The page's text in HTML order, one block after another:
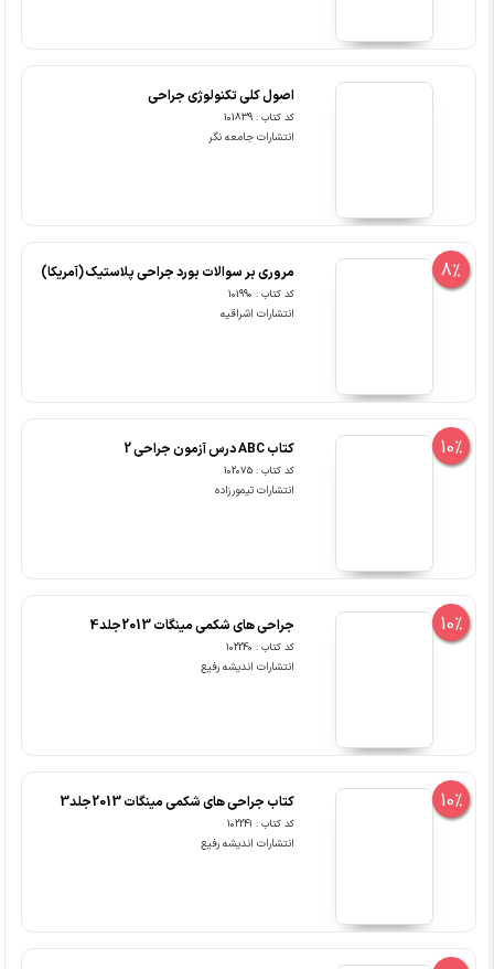
اصول کلی تکنولوژی جراحی
کد کتاب : 101839
انتشارات جامعه نگر
8% مروری بر سوالات بورد جراحی پلاستیک (آمریکا)
کد کتاب : 101990
انتشارات اشراقیه
10% کتاب ABC درس آزمون جراحی 2
کد کتاب : 102075
انتشارات تیمورزاده
10% جراحی های شکمی مینگات 2013جلد4
کد کتاب : 102240
انتشارات اندیشه رفیع
10% کتاب جراحی های شکمی مینگات 2013جلد3
کد کتاب : 102241
انتشارات اندیشه رفیع